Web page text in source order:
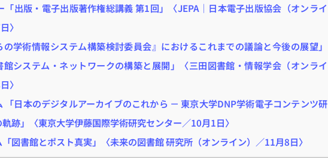
「出版・電子出版著作権総講義 第1回」〈JEPA｜日本電子出版協会（オンライ
〉
の学術情報システム構築検討委員会』におけるこれまでの議論と今後の展望」
館システム・ネットワークの構築と展開」〈三田図書館・情報学会（オンライ
〉
「日本のデジタルアーカイブのこれから － 東京大学DNP学術電子コンテンツ研
跡」〈東京大学伊藤国際学術研究センター／10月1日〉
図書館とポスト真実」〈未来の図書館 研究所（オンライン）／11月8日〉